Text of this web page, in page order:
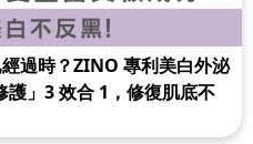
經過時？ZINO 專利美白外泌
」3 效合 1，修復肌底不